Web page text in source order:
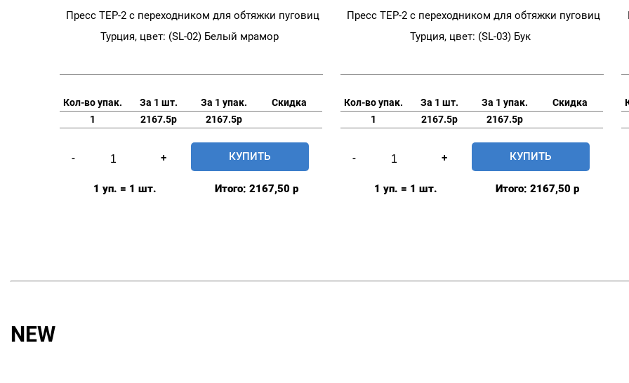
Пресс TEP-2 с переходником для обтяжки пуговиц
Турция, цвет: (SL-02) Белый мрамор
Кол-во упак. За 1 шт. За 1 упак.
Скидка
1
2167.5р 2167.5р
-
товара
Пресс
обтяжки
+ КУПИТЬ
1 уп. = 1 шт. Итого: 2167,50 р
Пресс TEP-2 с переходником для обтяжки пуговиц
Турция, цвет: (SL-03) Бук
Кол-во упак. За 1 шт. За 1 упак.
Скидка
1
2167.5р 2167.5р
-
товара
Пресс
обтяжки
+ КУПИТЬ
1 уп. = 1 шт. Итого: 2167,50 р
NEW